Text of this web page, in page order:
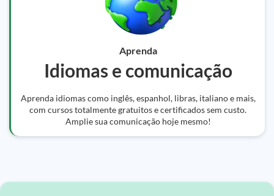
Aprenda
Idiomas e comunicação
Aprenda idiomas como inglês, espanhol, libras, italiano e mais,
com cursos totalmente gratuitos e certificados sem custo.
Amplie sua comunicação hoje mesmo!